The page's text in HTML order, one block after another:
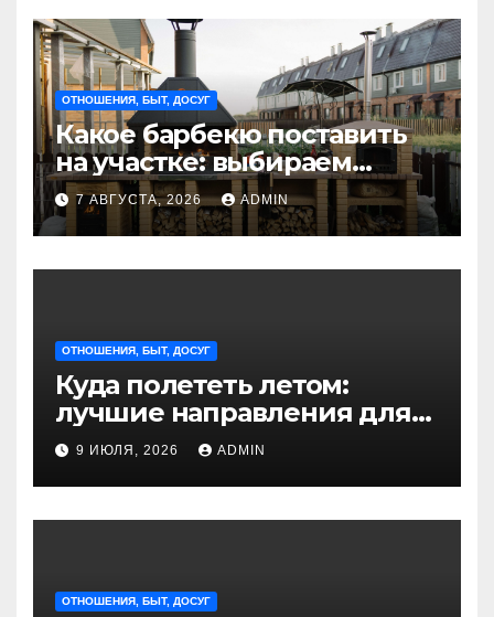
ОТНОШЕНИЯ, БЫТ, ДОСУГ
Какое барбекю поставить
на участке: выбираем
идеальное решение для
отдыха на природе
7 АВГУСТА, 2026 ADMIN
ОТНОШЕНИЯ, БЫТ, ДОСУГ
Куда полететь летом:
лучшие направления для
отдыха из Санкт-
Петербурга
9 ИЮЛЯ, 2026 ADMIN
ОТНОШЕНИЯ, БЫТ, ДОСУГ